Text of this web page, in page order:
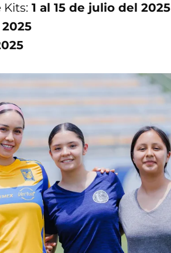
1 al 15 de julio del 2025